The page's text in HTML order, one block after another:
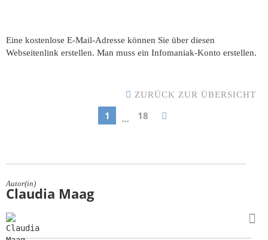
Eine kostenlose E-Mail-Adresse können Sie über diesen
Webseitenlink erstellen. Man muss ein Infomaniak-Konto erstellen.
ZURÜCK ZUR ÜBERSICHT
1 … 18
Autor(in)
Claudia Maag